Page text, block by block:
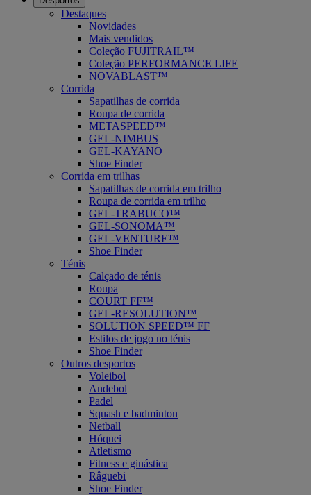
Destaques
Novidades
Mais vendidos
Coleção FUJITRAIL™
Coleção PERFORMANCE LIFE
NOVABLAST™
Corrida
Sapatilhas de corrida
Roupa de corrida
METASPEED™
GEL-NIMBUS
GEL-KAYANO
Shoe Finder
Corrida em trilhas
Sapatilhas de corrida em trilho
Roupa de corrida em trilho
GEL-TRABUCO™
GEL-SONOMA™
GEL-VENTURE™
Shoe Finder
Ténis
Calçado de ténis
Roupa
COURT FF™
GEL-RESOLUTION™
SOLUTION SPEED™ FF
Estilos de jogo no ténis
Shoe Finder
Outros desportos
Voleibol
Andebol
Padel
Squash e badminton
Netball
Hóquei
Atletismo
Fitness e ginástica
Râguebi
Shoe Finder